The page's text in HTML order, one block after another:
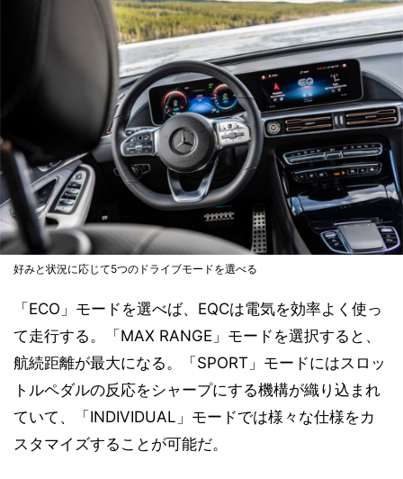
好みと状況に応じて5つのドライブモードを選べる
「ECO」モードを選べば、EQCは電気を効率よく使っ
て走行する。「MAX RANGE」モードを選択すると、
航続距離が最大になる。「SPORT」モードにはスロッ
トルペダルの反応をシャープにする機構が織り込まれ
ていて、「INDIVIDUAL」モードでは様々な仕様をカ
スタマイズすることが可能だ。